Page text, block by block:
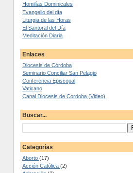
Homilías Dominicales
Evangelio del día
Liturgia de las Horas
El Santoral del Día
Meditación Diaria
Enlaces
Diocesis de Córdoba
Seminario Conciliar San Pelagio
Conferencia Episcopal
Vaticano
Canal Diocesis de Cordoba (Video)
Buscar...
Categorías
Aborto (17)
Acción Católica (2)